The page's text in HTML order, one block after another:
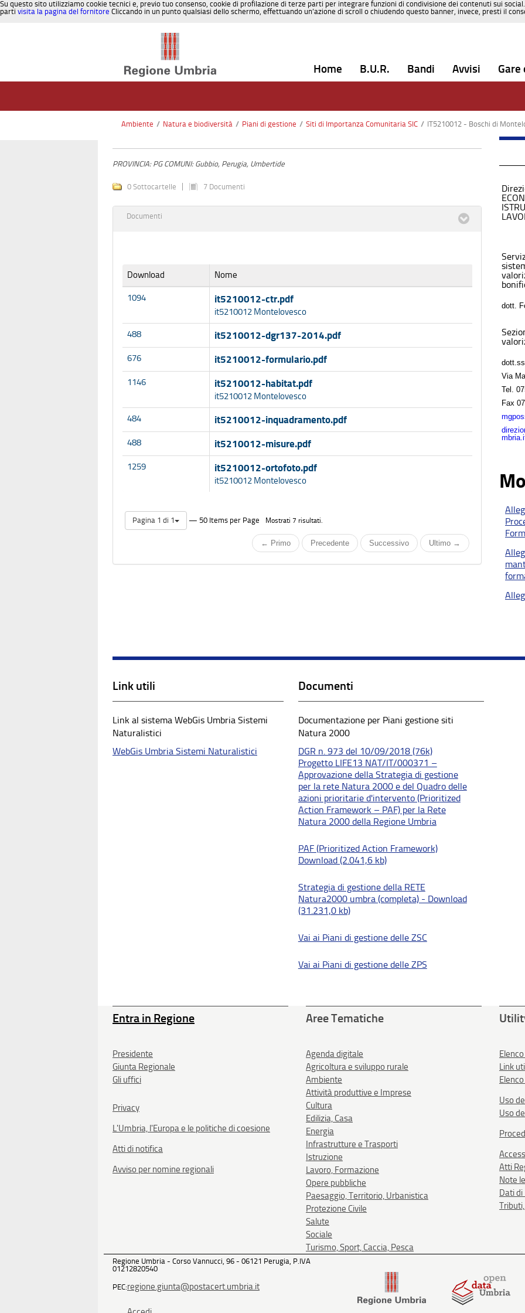
Su questo sito utilizziamo cookie tecnici e, previo tuo consenso, cookie di profilazione di terze parti per integrare funzioni di condivisione dei contenuti sui
parti visita la pagina del fornitore Cliccando in un punto qualsiasi dello schermo, effettuando un’azione di scroll o chiudendo questo banner, invece, presti il
Home B.U.R. Bandi Avvisi Gare
Ambiente / Natura e biodiversità / Piani di gestione / Siti di Importanza Comunitaria SIC / IT5210012 - Boschi di
PROVINCIA: PG COMUNI: Gubbio, Perugia, Umbertide
0 Sottocartelle 7 Documenti
Documenti
Download Nome
1094 it5210012-ctr.pdf
it5210012 Montelovesco
488 it5210012-dgr137-2014.pdf
676 it5210012-formulario.pdf
1146 it5210012-habitat.pdf
it5210012 Montelovesco
484 it5210012-inquadramento.pdf
488 it5210012-misure.pdf
1259 it5210012-ortofoto.pdf
it5210012 Montelovesco
Pagina 1 di 1 — 50 Items per Page Mostrati 7 risultati.
← Primo Precedente Successivo Ultimo →
dott.
Via
Tel.
Fax
Link utili
Link al sistema WebGis Umbria Sistemi
Naturalistici
WebGis Umbria Sistemi Naturalistici
Documenti
Documentazione per Piani gestione siti
Natura 2000
DGR n. 973 del 10/09/2018 (76k)
Progetto LIFE13 NAT/IT/000371 –
Approvazione della Strategia di gestione
per la rete Natura 2000 e del Quadro delle
azioni prioritarie d'intervento (Prioritized
Action Framework – PAF) per la Rete
Natura 2000 della Regione Umbria
PAF (Prioritized Action Framework)
Download (2.041,6 kb)
Strategia di gestione della RETE
Natura2000 umbra (completa) - Download
(31.231,0 kb)
Vai ai Piani di gestione delle ZSC
Vai ai Piani di gestione delle ZPS
Entra in Regione
Presidente
Giunta Regionale
Gli uffici
Privacy
L'Umbria, l'Europa e le politiche di coesione
Atti di notifica
Avviso per nomine regionali
Aree Tematiche
Agenda digitale
Agricoltura e sviluppo rurale
Ambiente
Attività produttive e Imprese
Cultura
Edilizia, Casa
Energia
Infrastrutture e Trasporti
Istruzione
Lavoro, Formazione
Opere pubbliche
Paesaggio, Territorio, Urbanistica
Protezione Civile
Salute
Sociale
Turismo, Sport, Caccia, Pesca
Link
Uso
Uso
Atti
Note
Dati
Regione Umbria - Corso Vannucci, 96 - 06121 Perugia, P.IVA
01212820540
PEC:regione.giunta@postacert.umbria.it